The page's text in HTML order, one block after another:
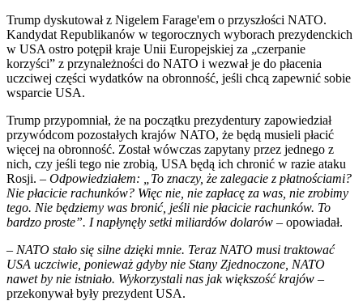
Trump dyskutował z Nigelem Farage'em o przyszłości NATO.
Kandydat Republikanów w tegorocznych wyborach prezydenckich
w USA ostro potępił kraje Unii Europejskiej za „czerpanie
korzyści” z przynależności do NATO i wezwał je do płacenia
uczciwej części wydatków na obronność, jeśli chcą zapewnić sobie
wsparcie USA.
Trump przypomniał, że na początku prezydentury zapowiedział
przywódcom pozostałych krajów NATO, że będą musieli płacić
więcej na obronność. Został wówczas zapytany przez jednego z
nich, czy jeśli tego nie zrobią, USA będą ich chronić w razie ataku
Rosji. – Odpowiedziałem: „To znaczy, że zalegacie z płatnościami?
Nie płacicie rachunków? Więc nie, nie zapłacę za was, nie zrobimy
tego. Nie będziemy was bronić, jeśli nie płacicie rachunków. To
bardzo proste”. I napłynęły setki miliardów dolarów – opowiadał.
– NATO stało się silne dzięki mnie. Teraz NATO musi traktować
USA uczciwie, ponieważ gdyby nie Stany Zjednoczone, NATO
nawet by nie istniało. Wykorzystali nas jak większość krajów –
przekonywał były prezydent USA.